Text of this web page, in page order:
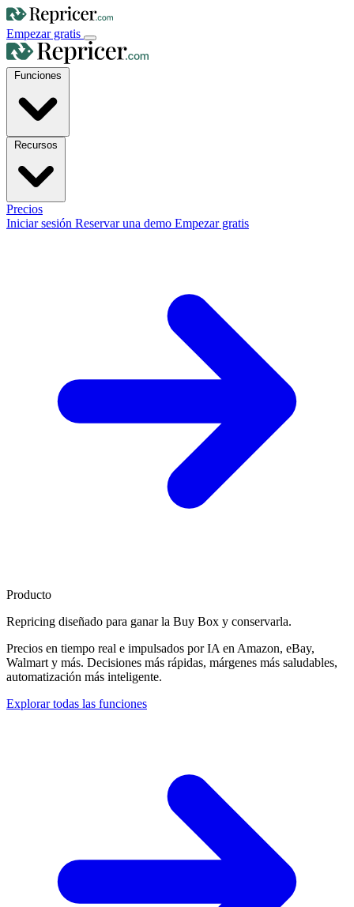
Empezar gratis
Precios
Iniciar sesión Reservar una demo Empezar gratis
Producto
Repricing diseñado para ganar la Buy Box y conservarla.
Precios en tiempo real e impulsados por IA en Amazon, eBay,
Walmart y más. Decisiones más rápidas, márgenes más saludables,
automatización más inteligente.
Explorar todas las funciones